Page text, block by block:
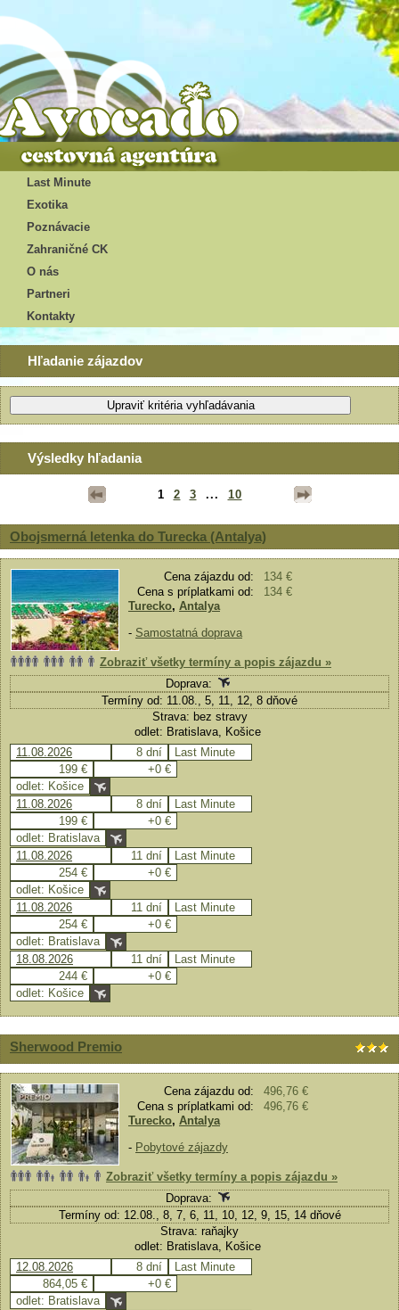
Last Minute
Exotika
Poznávacie
Zahraničné CK
O nás
Partneri
Kontakty
Hľadanie zájazdov
Výsledky hľadania
1 2 3 ... 10
Obojsmerná letenka do Turecka (Antalya)
Cena zájazdu od:
134 €
Cena s príplatkami od:
134 €
Turecko, Antalya
- Samostatná doprava
Zobraziť všetky termíny a popis zájazdu »
Doprava:
Termíny od: 11.08., 5, 11, 12, 8 dňové
Strava: bez stravy
odlet: Bratislava, Košice
11.08.2026
8 dní
Last Minute
199 €
+0 €
odlet: Košice
11.08.2026
8 dní
Last Minute
199 €
+0 €
odlet: Bratislava
11.08.2026
11 dní
Last Minute
254 €
+0 €
odlet: Košice
11.08.2026
11 dní
Last Minute
254 €
+0 €
odlet: Bratislava
18.08.2026
11 dní
Last Minute
244 €
+0 €
odlet: Košice
Sherwood Premio
Cena zájazdu od:
496,76 €
Cena s príplatkami od:
496,76 €
Turecko, Antalya
- Pobytové zájazdy
Zobraziť všetky termíny a popis zájazdu »
Doprava:
Termíny od: 12.08., 8, 7, 6, 11, 10, 12, 9, 15, 14 dňové
Strava: raňajky
odlet: Bratislava, Košice
12.08.2026
8 dní
Last Minute
864,05 €
+0 €
odlet: Bratislava